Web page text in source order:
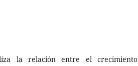
la relación entre el crecimiento